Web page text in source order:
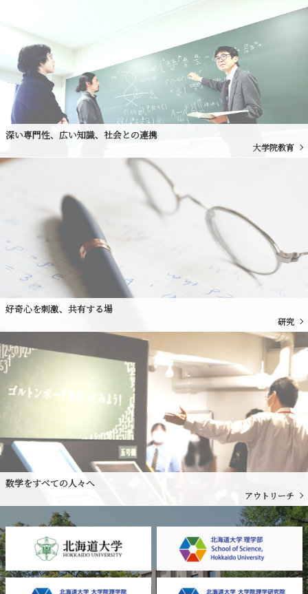
深い専門性、広い知識、社会との連携
大学院教育
好奇心を刺激、共有する場
研究
数学をすべての人々へ
アウトリーチ